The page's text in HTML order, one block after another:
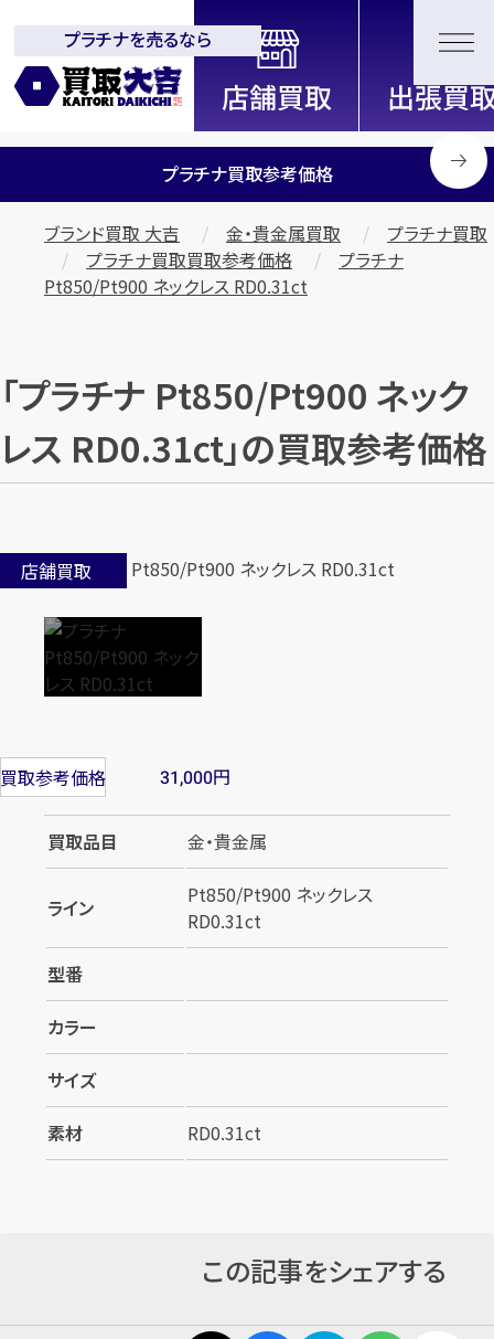
全国2000店舗以上展開中！
信頼と実績の買取専門店「買取大
吉」
プラチナを売るなら
プラチナ買取参考価格
ブランド買取 大吉 金・貴金属買取
プラチナ買取
プラチナ買取買取参考価格
プラチナ
Pt850/Pt900 ネックレス RD0.31ct
「プラチナ Pt850/Pt900 ネック
レス RD0.31ct」の買取参考価格
店舗買取
買取参考価格 31,000円
買取品目 金・貴金属
ライン
Pt850/Pt900 ネックレス
RD0.31ct
型番
カラー
サイズ
素材
RD0.31ct
この記事をシェアする